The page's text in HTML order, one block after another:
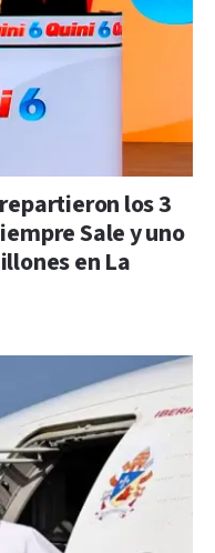
los 3
Sale y uno
en La